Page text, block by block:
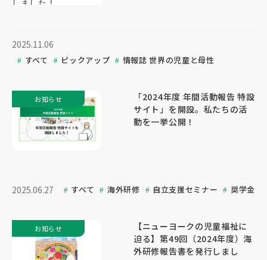
2025.11.06
すべて ピックアップ 情報誌 世界の児童と母性
「2024年度 年間活動報告 特設
サイト」を開設。私たちの活
動を一挙公開！
2025.06.27 すべて 海外研修 自立支援セミナー 奨学金
お知らせ
【ニューヨークの児童福祉に
迫る】第49回（2024年度）海
外研修報告書を発行しまし
お知らせ